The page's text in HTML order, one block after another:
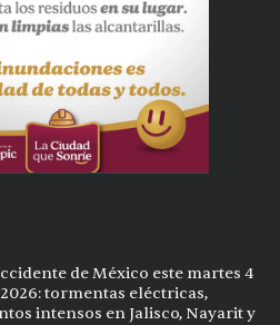
de México este martes 4
tormentas eléctricas,
intensos en Jalisco, Nayarit y